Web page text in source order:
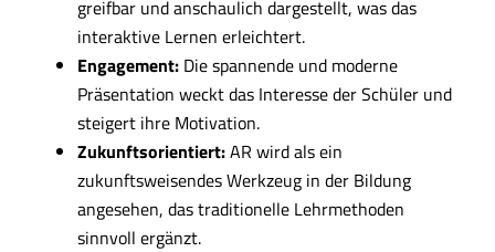
greifbar und anschaulich dargestellt, was das
interaktive Lernen erleichtert.
Engagement: Die spannende und moderne
Präsentation weckt das Interesse der Schüler und
steigert ihre Motivation.
Zukunftsorientiert:AR wird als ein
zukunftsweisendes Werkzeug in der Bildung
angesehen, das traditionelle Lehrmethoden
sinnvoll ergänzt.